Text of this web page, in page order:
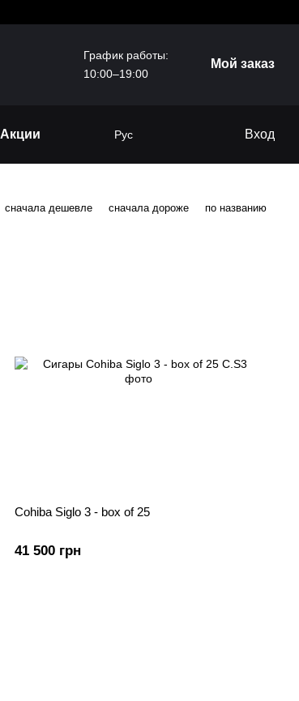
График работы:
10:00–19:00
Мой заказ
Акции Рус Вход
сначала дешевле сначала дороже по названию
Cohiba Siglo 3 - box of 25
41 500 грн